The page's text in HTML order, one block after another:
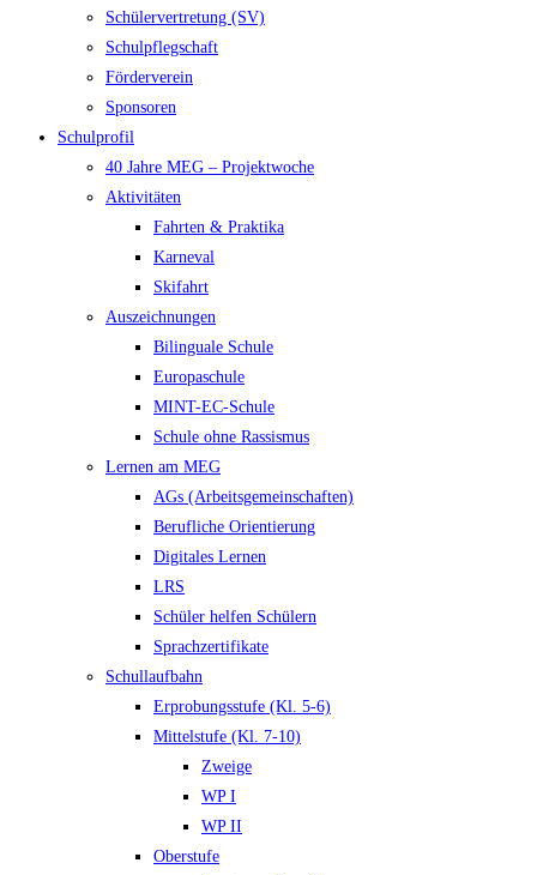
Schülervertretung (SV)
Schulpflegschaft
Förderverein
Sponsoren
Schulprofil
40 Jahre MEG – Projektwoche
Aktivitäten
Fahrten & Praktika
Karneval
Skifahrt
Auszeichnungen
Bilinguale Schule
Europaschule
MINT-EC-Schule
Schule ohne Rassismus
Lernen am MEG
AGs (Arbeitsgemeinschaften)
Berufliche Orientierung
Digitales Lernen
LRS
Schüler helfen Schülern
Sprachzertifikate
Schullaufbahn
Erprobungsstufe (Kl. 5-6)
Mittelstufe (Kl. 7-10)
Zweige
WP I
WP II
Oberstufe